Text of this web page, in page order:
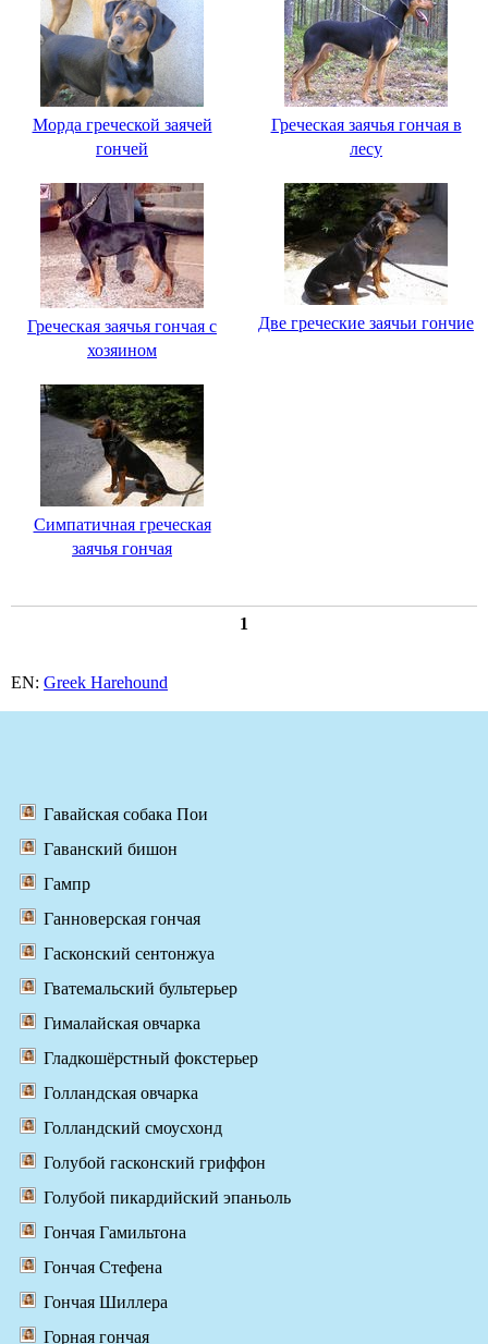
Морда греческой заячей
гончей
Греческая заячья гончая в
лесу
Греческая заячья гончая с
хозяином
Две греческие заячьи гончие
Симпатичная греческая
заячья гончая
1
EN: Greek Harehound
Гавайская собака Пои
Гаванский бишон
Гампр
Ганноверская гончая
Гасконский сентонжуа
Гватемальский бультерьер
Гималайская овчарка
Гладкошёрстный фокстерьер
Голландская овчарка
Голландский смоусхонд
Голубой гасконский гриффон
Голубой пикардийский эпаньоль
Гончая Гамильтона
Гончая Стефена
Гончая Шиллера
Горная гончая